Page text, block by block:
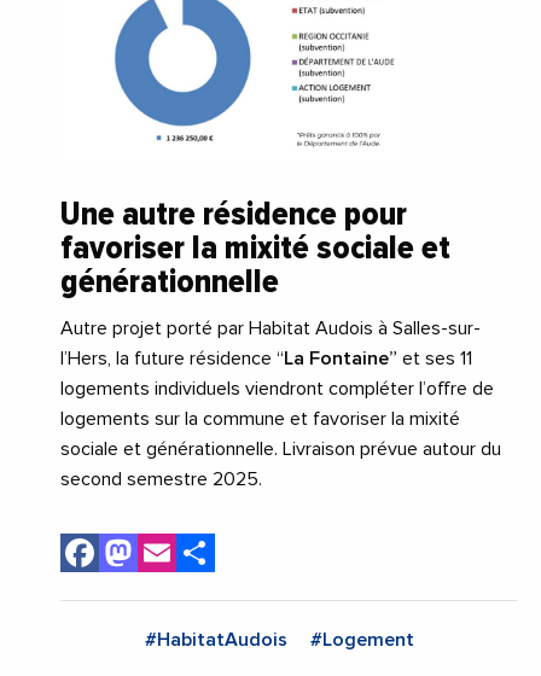
Une autre résidence pour
favoriser la mixité sociale et
générationnelle
Autre projet porté par Habitat Audois à Salles-sur-
l’Hers, la future résidence “La Fontaine” et ses 11
logements individuels viendront compléter l’offre de
logements sur la commune et favoriser la mixité
sociale et générationnelle. Livraison prévue autour du
second semestre 2025.
Facebook
Mastodon
Email
#HabitatAudois #Logement